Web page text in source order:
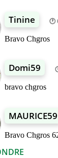
Tinine
Bravo Chgros
Domi59
bravo chgros
MAURICE59
Bravo Chgros